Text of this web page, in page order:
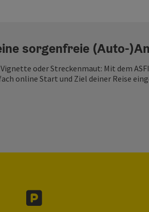
sorgenfreie (Auto-
oder Streckenmaut: Mit dem
online Start und Ziel deiner Reise